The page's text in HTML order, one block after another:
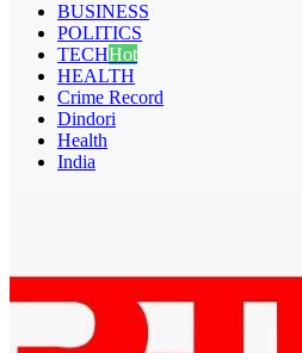
BUSINESS
POLITICS
TECHHot
HEALTH
Crime Record
Dindori
Health
India